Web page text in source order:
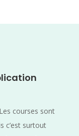
courses sont
c’est surtout